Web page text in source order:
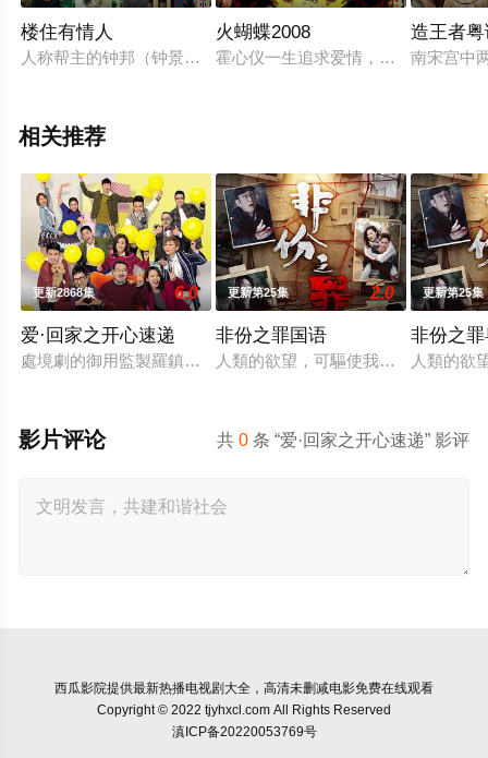
楼住有情人
人称帮主的钟邦（钟景辉 饰）在六十年代创立了诚实地产代理
火蝴蝶2008
霍心仪一生追求爱情，也追求财富。
造王者
南宋宫中
相关推荐
更新2868集 6.0
爱·回家之开心速递
處境劇的御用監製羅鎮岳已經準備開拍新一套處境劇，暫定叫
更新第25集 2.0
非份之罪国语
人類的欲望，可驅使我們超越自我，
更新第25集
非份之
人類的欲
共0 条 “爱·回家之开心速递” 影评
影片评论
西瓜影院提供最新热播电视剧大全，高清未删减电影免费在线观看
Copyright © 2022 tjyhxcl.com All Rights Reserved
滇ICP备20220053769号